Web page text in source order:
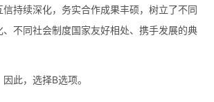
持续深化，务实合作成果丰硕，树立了不同
不同社会制度国家友好相处、携手发展的典
此，选择B选项。